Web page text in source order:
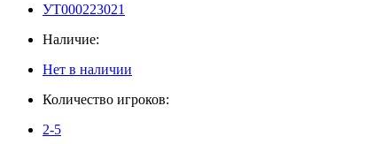
УТ000223021
Наличие:
Нет в наличии
Количество игроков:
2-5